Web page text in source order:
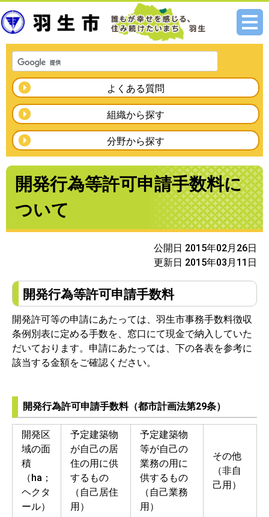
メニ
よくある質問
組織から探す
分野から探す
開発行為等許可申請手数料に
ついて
公開日 2015年02月26日
更新日 2015年03月11日
開発行為等許可申請手数料
開発許可等の申請にあたっては、羽生市事務手数料徴収
条例別表に定める手数を、窓口にて現金で納入していた
だいております。申請にあたっては、下の各表を参考に
該当する金額をご確認ください。
開発行為許可申請手数料（都市計画法第29条）
開発区
域の面
積
（ha；
ヘクタ
ール）
予定建築物
が自己の居
住の用に供
するもの
（自己居住
用）
予定建築物
等が自己の
業務の用に
供するもの
（自己業務
用）
その他
（非自
己用）